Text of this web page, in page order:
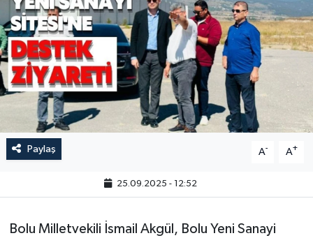
Paylaş A- A+
25.09.2025 - 12:52
Bolu Milletvekili İsmail Akgül, Bolu Yeni Sanayi